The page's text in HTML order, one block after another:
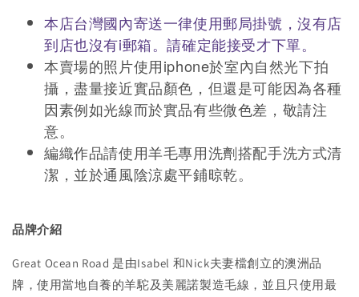
本店台灣國內寄送一律使用郵局掛號，沒有店
到店也沒有i郵箱。請確定能接受才下單。
本賣場的照片使用iphone於室內自然光下拍
攝，盡量接近實品顏色，但還是可能因為各種
因素例如光線而於實品有些微色差，敬請注
意。
編織作品請使用羊毛專用洗劑搭配手洗方式清
潔，並於通風陰涼處平鋪晾乾。
品牌介紹
Great Ocean Road 是由Isabel 和Nick夫妻檔創立的澳洲品
牌，使用當地自養的羊駝及美麗諾製造毛線，並且只使用最